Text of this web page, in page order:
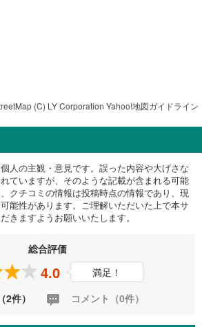
(C) LY Corporation Yahoo!地図ガイドライン
人の主観・意見です。誤った内容や大げさな
ていますが、そのような記載が含まれる可能
クチコミの情報は投稿時点の情報であり、現
能性があります。ご理解いただいた上で本サ
きますようお願いいたします。
総合評価
4.0
満足！
2件）
コメント（0件）